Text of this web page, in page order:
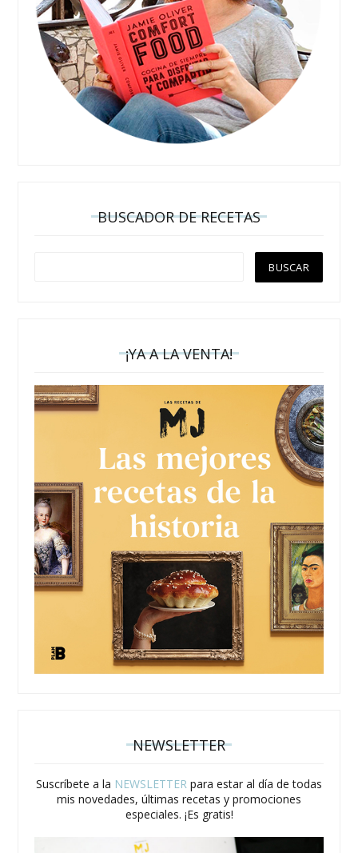
BUSCADOR DE RECETAS
¡YA A LA VENTA!
NEWSLETTER
Suscríbete a la NEWSLETTER para estar al día de todas
mis novedades, últimas recetas y promociones
especiales. ¡Es gratis!